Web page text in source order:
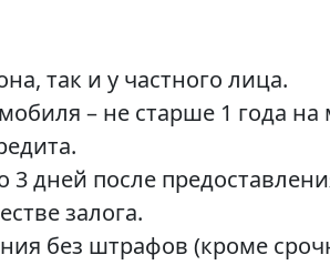
так и у частного лица.
– не старше 1 года
дней после
залога.
без штрафов (кроме